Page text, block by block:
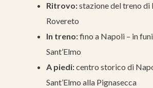
Ritrovo:stazione del treno di
Rovereto
In treno:fino a Napoli – in
Sant’Elmo
A piedi:centro storico di
Sant’Elmo alla Pignasecca